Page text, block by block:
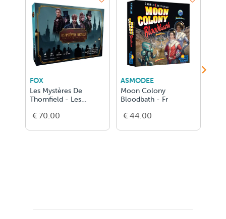
FOX
Les Mystères De
Thornfield - Les
€ 70.00
ASMODEE
Moon Colony
Bloodbath - Fr
€ 44.00